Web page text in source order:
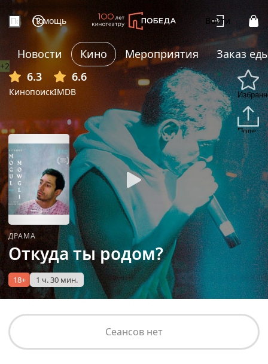
Помощь Войти
Новости Кино Мероприятия
Заказ
6.3
Кинопоиск
6.6
IMDB
+2
ДРАМА
Откуда ты родом?
18+ 1 ч. 30 мин.
Сеансов нет